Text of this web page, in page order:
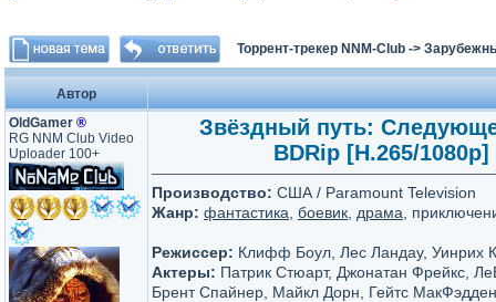
Торрент-трекер NNM-Club ->
Автор
OldGamer ®
RG NNM Club Video
Uploader 100+
Звёздный путь:
BDRip [H.265/
Производство: США / Paramount Television
Жанр: фантастика боевик драма ,
Режиссер: Клифф Боул, Лес Ландау, Уинрих
Актеры: Патрик Стюарт, Джонатан Фрейкс,
Брент Спайнер, Майкл Дорн, Гейтс